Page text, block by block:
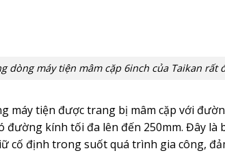
dòng máy tiện mâm cặp 6inch của Taikan rất
máy tiện được trang bị mâm cặp với
đường kính tối đa lên đến 250mm. Đây
cố định trong suốt quá trình gia công,